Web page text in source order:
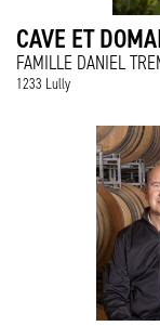
CAVE ET
FAMILLE DANIEL
1233 Lully